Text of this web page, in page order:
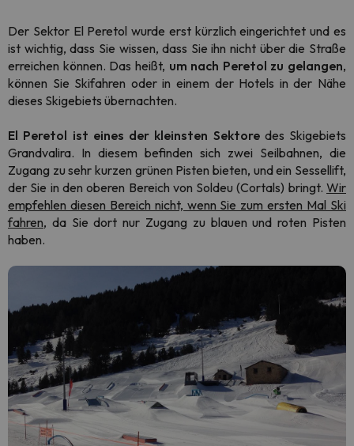
Der Sektor El Peretol wurde erst kürzlich eingerichtet und es
ist wichtig, dass Sie wissen, dass Sie ihn nicht über die Straße
erreichen können. Das heißt, um nach Peretol zu gelangen,
können Sie Skifahren oder in einem der Hotels in der Nähe
dieses Skigebiets übernachten.
El Peretol ist eines der kleinsten Sektore des Skigebiets
Grandvalira. In diesem befinden sich zwei Seilbahnen, die
Zugang zu sehr kurzen grünen Pisten bieten, und ein Sessellift,
der Sie in den oberen Bereich von Soldeu (Cortals) bringt. Wir
empfehlen diesen Bereich nicht, wenn Sie zum ersten Mal Ski
fahren, da Sie dort nur Zugang zu blauen und roten Pisten
haben.